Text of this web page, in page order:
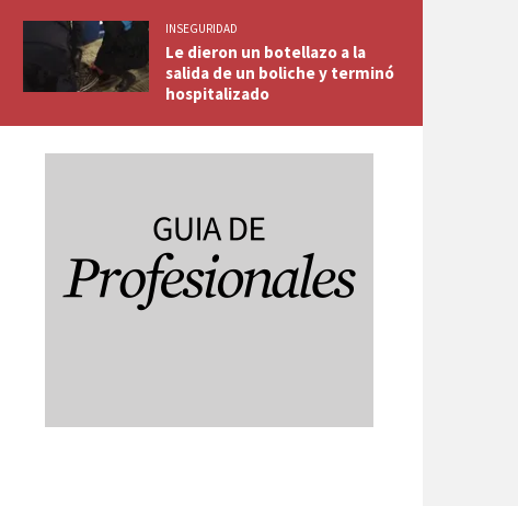
INSEGURIDAD
Le dieron un botellazo a la
salida de un boliche y terminó
hospitalizado